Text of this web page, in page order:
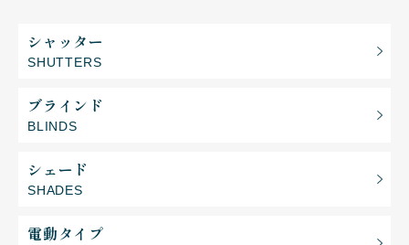
シャッター
SHUTTERS
ブラインド
BLINDS
シェード
SHADES
電動タイプ